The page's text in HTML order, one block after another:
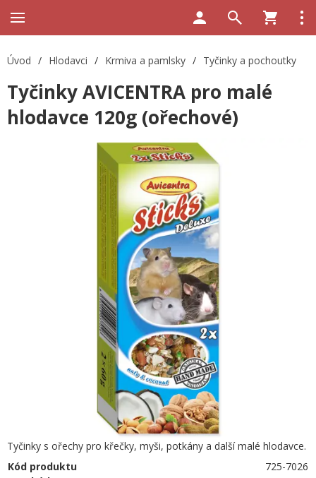
Úvod / Hlodavci / Krmiva a pamlsky / Tyčinky a pochoutky
Tyčinky AVICENTRA pro malé
hlodavce 120g (ořechové)
Tyčinky s ořechy pro křečky, myši, potkány a další malé hlodavce.
Kód produktu
725-7026